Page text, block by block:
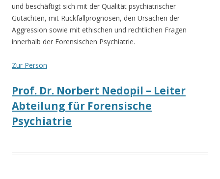
und beschäftigt sich mit der Qualität psychiatrischer
Gutachten, mit Rückfallprognosen, den Ursachen der
Aggression sowie mit ethischen und rechtlichen Fragen
innerhalb der Forensischen Psychiatrie.
Zur Person
Prof. Dr. Norbert Nedopil – Leiter
Abteilung für Forensische
Psychiatrie